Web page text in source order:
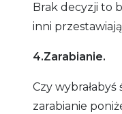
Brak decyzji to
inni
4.Zarabianie.
Czy
zarabianie